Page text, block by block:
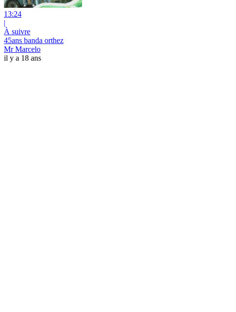
13:24
|
À suivre
45ans banda orthez
Mr Marcelo
il y a 18 ans